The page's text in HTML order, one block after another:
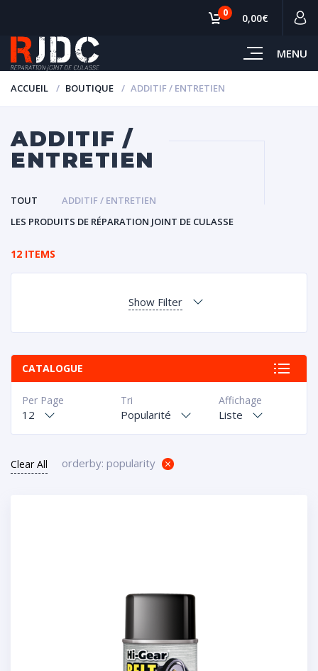
MENU
0 0,00€
ACCUEIL BOUTIQUE ADDITIF / ENTRETIEN
ADDITIF /
ENTRETIEN
TOUT
ADDITIF / ENTRETIEN
LES PRODUITS DE RÉPARATION JOINT DE CULASSE
12 ITEMS
Show Filter
CATALOGUE
Affichage
Liste
Tri
Popularité
Per Page
12
Clear All orderby: popularity